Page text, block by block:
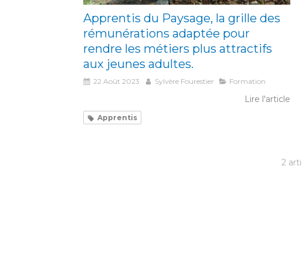
Apprentis du Paysage, la grille des
rémunérations adaptée pour
rendre les métiers plus attractifs
aux jeunes adultes.
22 Août 2023 Sylvère Fourestier Formation
Lire l'article
Apprentis
2